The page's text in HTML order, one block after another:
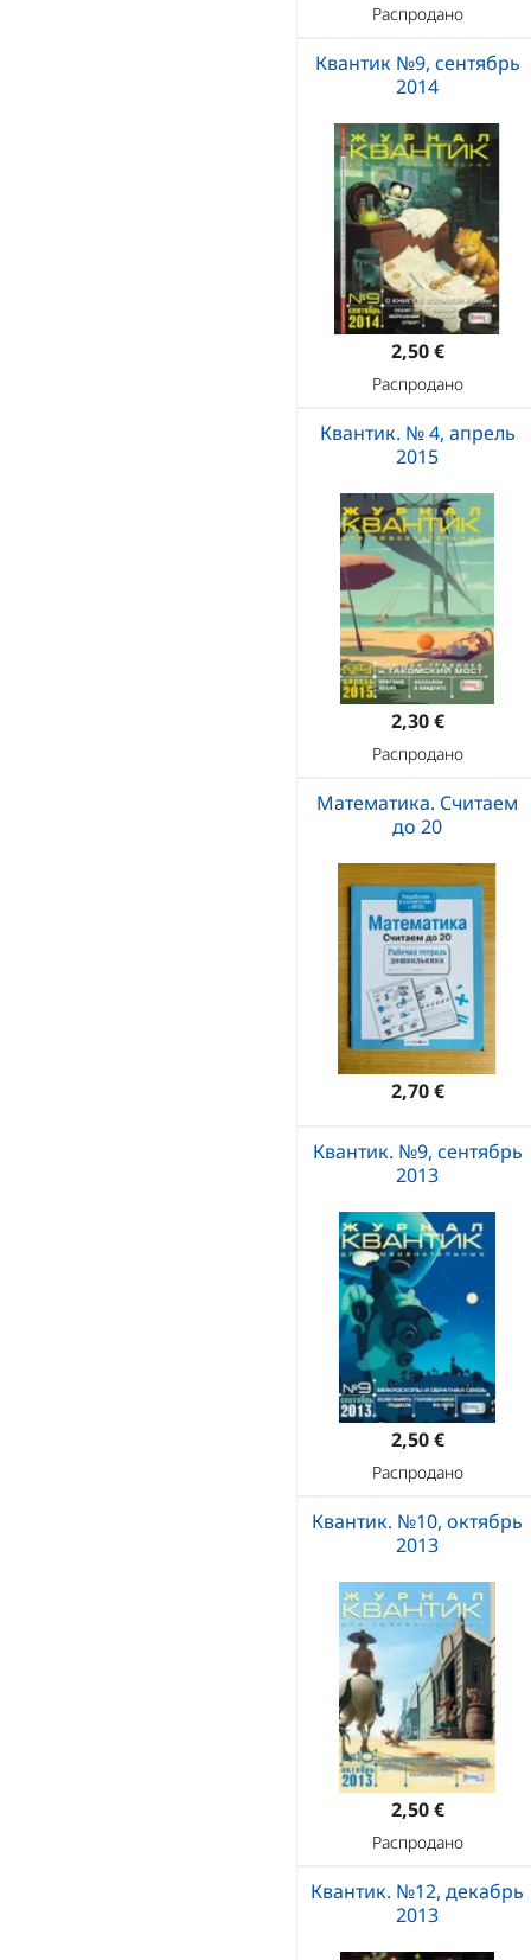
Распродано
Квантик №9, сентябрь
2014
2,50 €
Распродано
Квантик. № 4, апрель
2015
2,30 €
Распродано
Математика. Считаем
до 20
2,70 €
Квантик. №9, сентябрь
2013
2,50 €
Распродано
Квантик. №10, октябрь
2013
2,50 €
Распродано
Квантик. №12, декабрь
2013